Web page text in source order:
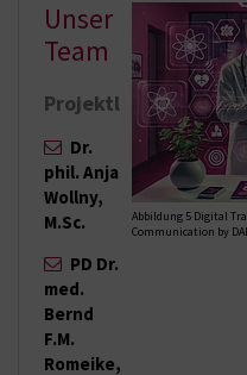
Abbildung 5 Digital
Communication by
Unser
Team
Projektleitung:
Dr.
phil. Anja
Wollny,
M.Sc.
PD Dr.
med.
Bernd
F.M.
Romeike,